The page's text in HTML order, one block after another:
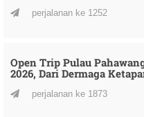
perjalanan ke 1252
Open Trip Pulau
2026, Dari Dermaga
perjalanan ke 1873